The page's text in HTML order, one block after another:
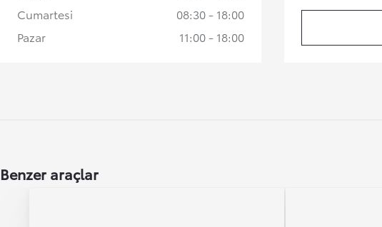
Yeni RAV4
İlk siz haberdar olun
Cumartesi
08:30 - 18:00
Pazar
11:00 - 18:00
Benzer araçlar